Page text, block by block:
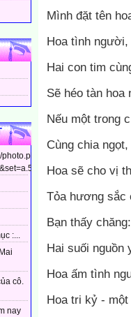
:...
cô.
nay
Mình đặt tên
Hoa tình
Hai con tim
Sẽ héo tàn
Nếu một trong
Cùng chia
Hoa sẽ cho vị
Tỏa hương sắc
Bạn thấy
Hai suối nguồn
Hoa ấm tình
Hoa tri kỷ -